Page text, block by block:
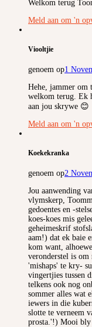
Welkom terug
Meld aan om 'n
Viooltjie
genoem op1
Hehe, jammer om
welkom terug. Ek
aan jou skrywe 😊
Meld aan om 'n
Koekekranka
genoem op2
Jou aanwending
vlymskerp,
gedoentes en -
koes-koes mis
geheimeskrif
aam!) dat ek baie
kom want,
veronderstel is
'mishaps' te kry-
vingertjies tussen
telkens ook nog
sommer alles wat
iewers in die
slotte te verneem
prosta.'!) Mooi bly